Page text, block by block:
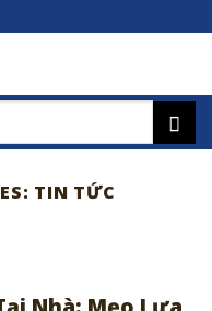
TIN TỨC